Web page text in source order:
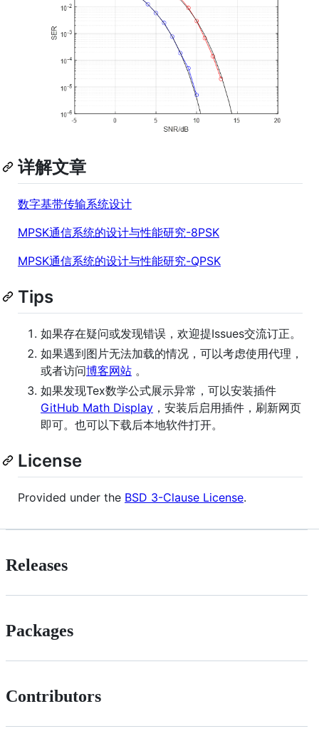
详解文章
数字基带传输系统设计
MPSK通信系统的设计与性能研究-8PSK
MPSK通信系统的设计与性能研究-QPSK
Tips
如果存在疑问或发现错误，欢迎提Issues交流订正。
如果遇到图片无法加载的情况，可以考虑使用代理，
或者访问博客网站 。
如果发现Tex数学公式展示异常，可以安装插件
GitHub Math Display ，安装后启用插件，刷新网页
即可。也可以下载后本地软件打开。
License
Provided under the BSD 3-Clause License.
Releases
Packages
Contributors